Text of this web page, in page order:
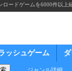
ロードゲームを6000件以上
ッシュゲーム